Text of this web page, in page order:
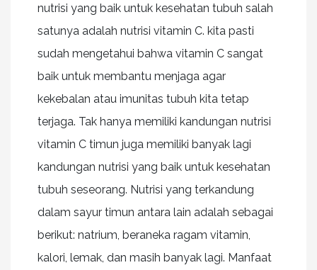
nutrisi yang baik untuk kesehatan tubuh salah
satunya adalah nutrisi vitamin C. kita pasti
sudah mengetahui bahwa vitamin C sangat
baik untuk membantu menjaga agar
kekebalan atau imunitas tubuh kita tetap
terjaga. Tak hanya memiliki kandungan nutrisi
vitamin C timun juga memiliki banyak lagi
kandungan nutrisi yang baik untuk kesehatan
tubuh seseorang. Nutrisi yang terkandung
dalam sayur timun antara lain adalah sebagai
berikut: natrium, beraneka ragam vitamin,
kalori, lemak, dan masih banyak lagi. Manfaat